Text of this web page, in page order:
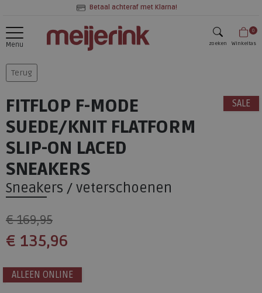
Betaal achteraf met Klarna!
Menu zoeken
0
Winkeltas
Terug
SALE
FITFLOP F-MODE
SUEDE/KNIT FLATFORM
SLIP-ON LACED
SNEAKERS
Sneakers / veterschoenen
€ 169,95
€ 135,96
ALLEEN ONLINE